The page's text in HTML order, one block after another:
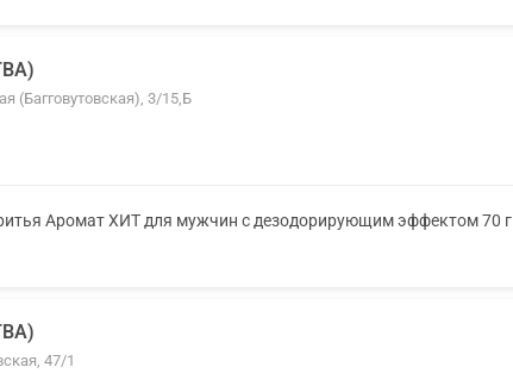
(Багговутовская), 3/15,Б
Аромат ХИТ для мужчин с дезодорирующим эффектом 70 г
47/1